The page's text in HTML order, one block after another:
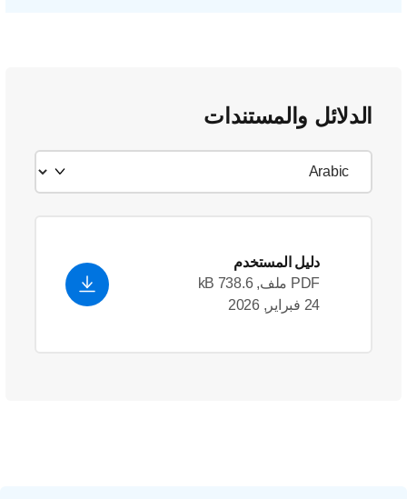
الدلائل والمستندات
دليل المستخدم
PDF ملف, 738.6 kB
24 فبراير, 2026